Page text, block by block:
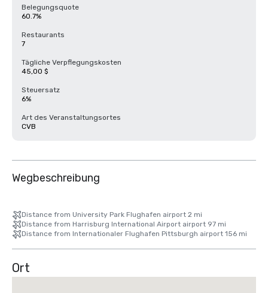
Belegungsquote
60.7%
Restaurants
7
Tägliche Verpflegungskosten
45,00 $
Steuersatz
6%
Art des Veranstaltungsortes
CVB
Wegbeschreibung
Distance from University Park Flughafen airport 2 mi
Distance from Harrisburg International Airport airport 97 mi
Distance from Internationaler Flughafen Pittsburgh airport 156 mi
Ort